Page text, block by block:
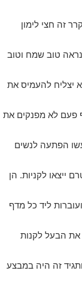
זה חצי לימון
טוב שמח וטוב
יצליח להעמיס את
גברים אף פעם לא מפנקים את
הפתעה לנשים
ייצאו לקניות. הן
ליד כל מדף
את הבעל לקנות
זה היה במבצע